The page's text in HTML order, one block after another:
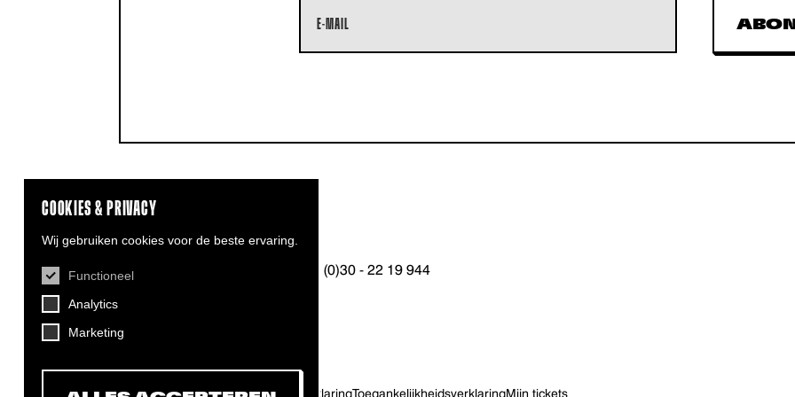
COOKIES & PRIVACY
Wij gebruiken cookies voor de beste ervaring.
Functioneel
Analytics
Marketing
CONTACT
Helling 7, 3523 CB Utrecht
+31 (0)30 - 22 19 944
Algemene voorwaardenPrivacy verklaringToegankelijkheids­verklaringMijn tickets